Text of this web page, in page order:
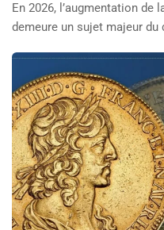
En 2026, l’augmentation de
demeure un sujet majeur